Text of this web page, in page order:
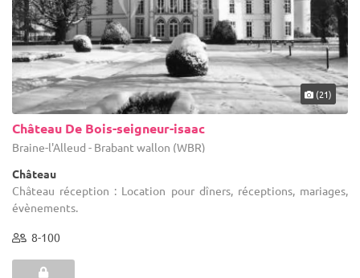
(21)
Château De Bois-seigneur-isaac
Braine-l'Alleud - Brabant wallon (WBR)
Château
Château réception : Location pour dîners, réceptions, mariages,
évènements.
8-100